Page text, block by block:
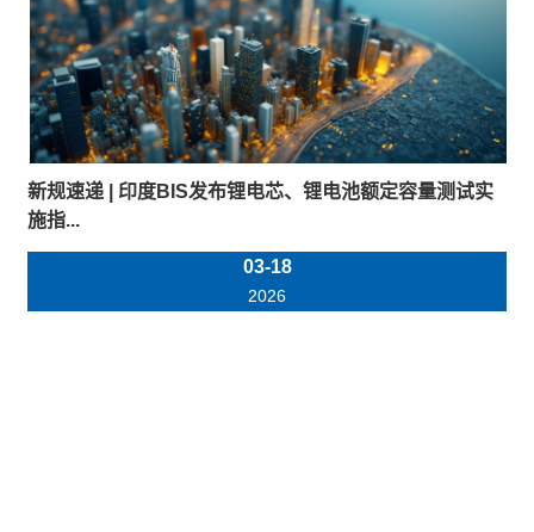
新规速递 | 印度BIS发布锂电芯、锂电池额定容量测试实
施指...
03-18
2026